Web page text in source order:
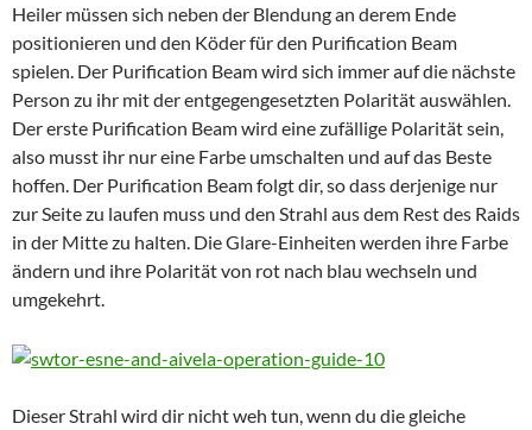
Heiler müssen sich neben der Blendung an derem Ende
positionieren und den Köder für den Purification Beam
spielen. Der Purification Beam wird sich immer auf die nächste
Person zu ihr mit der entgegengesetzten Polarität auswählen.
Der erste Purification Beam wird eine zufällige Polarität sein,
also musst ihr nur eine Farbe umschalten und auf das Beste
hoffen. Der Purification Beam folgt dir, so dass derjenige nur
zur Seite zu laufen muss und den Strahl aus dem Rest des Raids
in der Mitte zu halten. Die Glare-Einheiten werden ihre Farbe
ändern und ihre Polarität von rot nach blau wechseln und
umgekehrt.
Dieser Strahl wird dir nicht weh tun, wenn du die gleiche